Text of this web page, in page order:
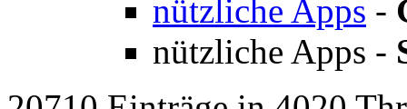
nützliche Apps-
nützliche Apps -